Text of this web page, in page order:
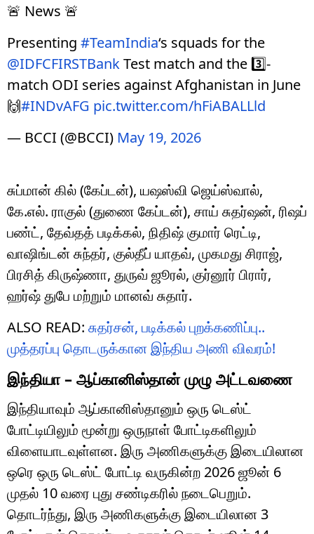
🚨 News 🚨
Presenting #TeamIndia‘s squads for the
@IDFCFIRSTBankTest match and the 3️⃣-
match ODI series against Afghanistan in June
🙌#INDvAFG pic.twitter.com/hFiABALLld
— BCCI (@BCCI) May 19, 2026
சுப்மான் கில் (கேப்டன்), யஷஸ்வி ஜெய்ஸ்வால்,
கே.எல். ராகுல் (துணை கேப்டன்), சாய் சுதர்ஷன், ரிஷப்
பண்ட், தேவ்தத் படிக்கல், நிதிஷ் குமார் ரெட்டி,
வாஷிங்டன் சுந்தர், குல்தீப் யாதவ், முகமது சிராஜ்,
பிரசித் கிருஷ்ணா, துருவ் ஜூரல், குர்னூர் பிரார்,
ஹர்ஷ் துபே மற்றும் மானவ் சுதார்.
ALSO READ: சுதர்சன், படிக்கல் புறக்கணிப்பு..
முத்தரப்பு தொடருக்கான இந்திய அணி விவரம்!
இந்தியா – ஆப்கானிஸ்தான் முழு அட்டவணை
இந்தியாவும் ஆப்கானிஸ்தானும் ஒரு டெஸ்ட்
போட்டியிலும் மூன்று ஒருநாள் போட்டிகளிலும்
விளையாடவுள்ளன. இரு அணிகளுக்கு இடையிலான
ஒரெ ஒரு டெஸ்ட் போட்டி வருகின்ற 2026 ஜூன் 6
முதல் 10 வரை புது சண்டிகரில் நடைபெறும்.
தொடர்ந்து, இரு அணிகளுக்கு இடையிலான 3